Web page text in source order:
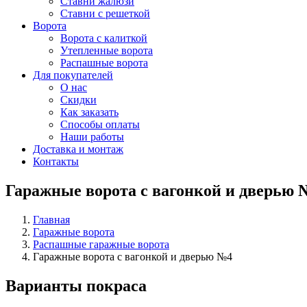
Ставни с решеткой
Ворота
Ворота с калиткой
Утепленные ворота
Распашные ворота
Для покупателей
О нас
Скидки
Как заказать
Способы оплаты
Наши работы
Доставка и монтаж
Контакты
Гаражные ворота с вагонкой и дверью
Главная
Гаражные ворота
Распашные гаражные ворота
Гаражные ворота с вагонкой и дверью №4
Варианты покраса